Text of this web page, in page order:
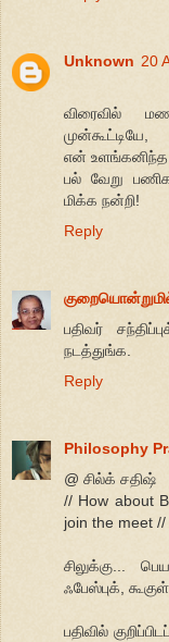
Unknown 20
விரைவில்
முன்கூட்டியே,
என்
பல் வேறு
மிக்க நன்றி!
Reply
பதிவர்
நடத்துங்க.
Reply
Philosophy
@ சில்க் சதிஷ்
// How about
join the meet //
சிலுக்கு...
ஃபேஸ்புக்,
பதிவில்